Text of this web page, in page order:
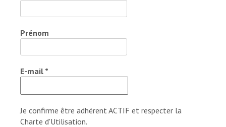
Prénom
E-mail *
Je confirme être adhérent ACTIF et respecter la
Charte d'Utilisation.